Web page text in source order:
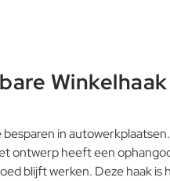
Winkelhaak
in
ontwerp heeft een
blijft werken. Deze haak